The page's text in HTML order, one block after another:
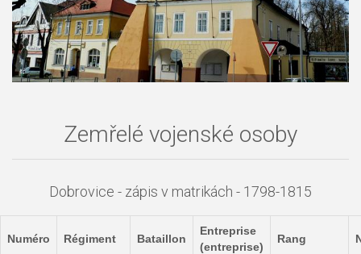
Zemřelé vojenské osoby
Dobrovice - zápis v matrikách - 1798-1815
Numéro Régiment Bataillon
Entreprise
(entreprise)
Rang